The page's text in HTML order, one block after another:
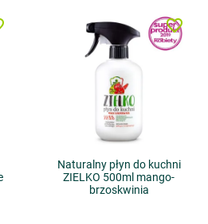
Naturalny płyn do kuchni
ZIELKO 500ml mango-
brzoskwinia
favorite_border